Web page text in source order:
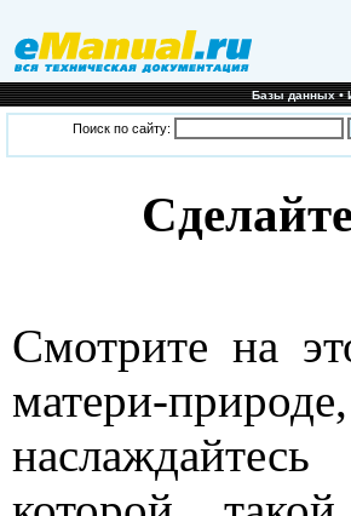
Базы данных•
Поиск по сайту:
Смотрите на
матери-